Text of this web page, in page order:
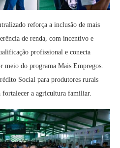
reforça a inclusão de mais
de renda, com incentivo e
profissional e conecta
meio do programa Mais Empregos.
Social para produtores rurais
fortalecer a agricultura familiar.